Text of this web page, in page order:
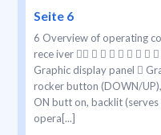
Seite 6
6 Overview of operating
rece iver        
Graphic display panel 
rocker button (DOWN/
ON butt on, backlit (serves
opera[...]